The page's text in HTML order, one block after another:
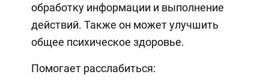
обработку информации и выполнение
действий. Также он может улучшить
общее психическое здоровье.
Помогает расслабиться: